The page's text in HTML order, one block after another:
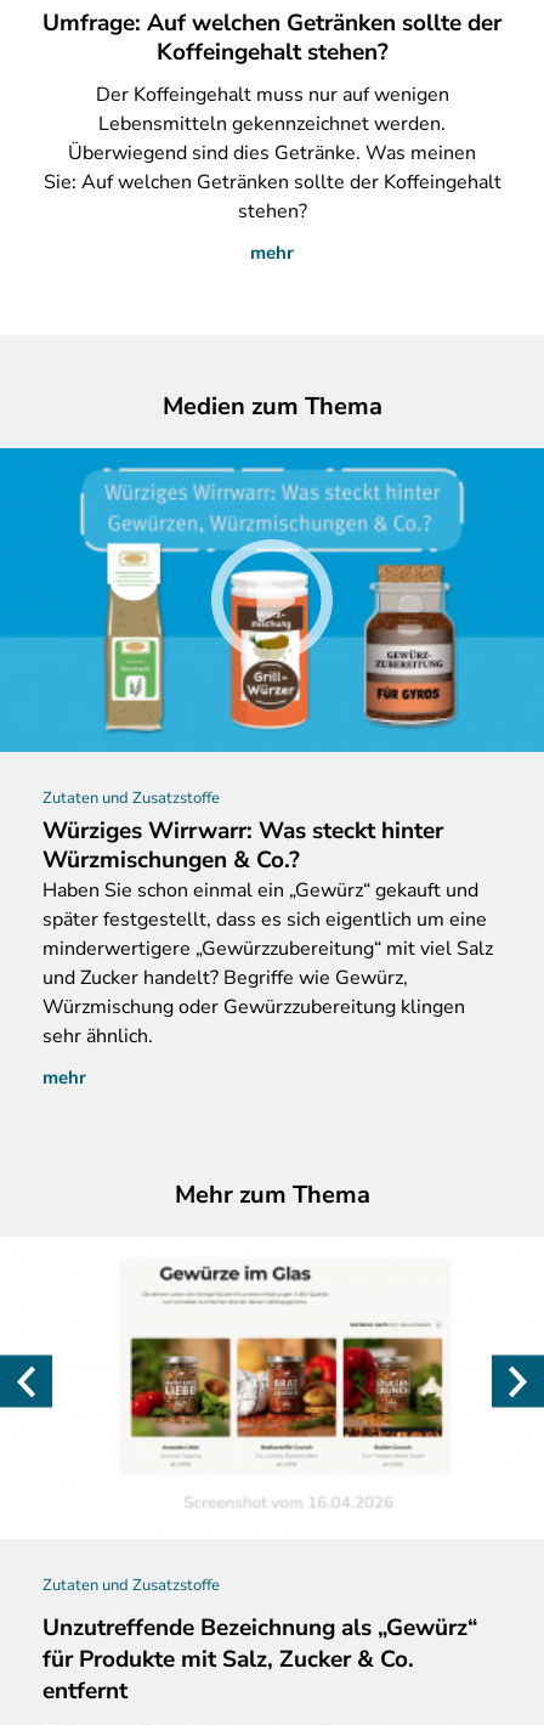
Umfrage: Auf welchen Getränken sollte der
Koffeingehalt stehen?
DerKoffeingehalt muss nur auf wenigen
Lebensmitteln gekennzeichnet werden.
Überwiegend sind dies Getränke. Was meinen
Sie: Auf welchen Getränken sollte der Koffeingehalt
stehen?
mehr
Medien zum Thema
Zutaten und Zusatzstoffe
Würziges Wirrwarr: Was steckt hinter
Würzmischungen & Co.?
Haben Sie schon einmal ein „Gewürz“ gekauft und
später festgestellt, dass es sich eigentlich um eine
minderwertigere „Gewürzzubereitung“ mit viel Salz
und Zucker handelt? Begriffe wie Gewürz,
Würzmischung oder Gewürzzubereitung klingen
sehr ähnlich.
mehr
Mehr zum Thema
Zutaten und Zusatzstoffe
Unzutreffende Bezeichnung als „Gewürz“
für Produkte mit Salz, Zucker & Co.
entfernt